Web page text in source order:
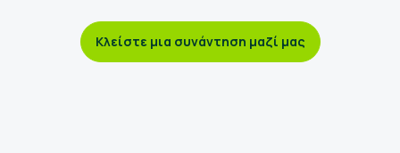
Κλείστε μια συνάντηση μαζί μας